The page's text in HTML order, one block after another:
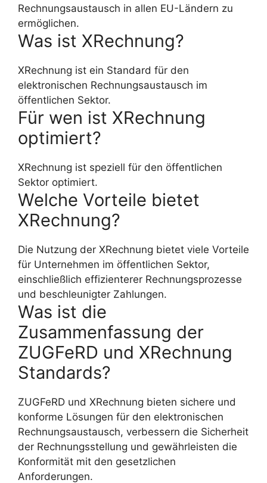
Rechnungsaustausch in allen EU-Ländern zu
ermöglichen.
Was ist XRechnung?
XRechnung ist ein Standard für den
elektronischen Rechnungsaustausch im
öffentlichen Sektor.
Für wen ist XRechnung
optimiert?
XRechnung ist speziell für den öffentlichen
Sektor optimiert.
Welche Vorteile bietet
XRechnung?
Die Nutzung der XRechnung bietet viele Vorteile
für Unternehmen im öffentlichen Sektor,
einschließlich effizienterer Rechnungsprozesse
und beschleunigter Zahlungen.
Was ist die
Zusammenfassung der
ZUGFeRD und XRechnung
Standards?
ZUGFeRD und XRechnung bieten sichere und
konforme Lösungen für den elektronischen
Rechnungsaustausch, verbessern die Sicherheit
der Rechnungsstellung und gewährleisten die
Konformität mit den gesetzlichen
Anforderungen.